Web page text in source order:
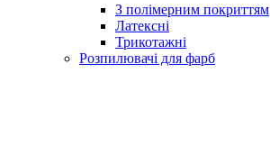
З полімерним покриттям
Латексні
Трикотажні
Розпилювачі для фарб